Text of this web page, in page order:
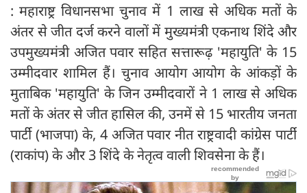
: महाराष्ट्र विधानसभा चुनाव में 1 लाख से अधिक मतों के
अंतर से जीत दर्ज करने वालों में मुख्यमंत्री एकनाथ शिंदे और
उपमुख्यमंत्री अजित पवार सहित सत्तारूढ़ 'महायुति' के 15
उम्मीदवार शामिल हैं। चुनाव आयोग आयोग के आंकड़ों के
मुताबिक 'महायुति' के जिन उम्मीदवारों ने 1 लाख से अधिक
मतों के अंतर से जीत हासिल की, उनमें से 15 भारतीय जनता
पार्टी (भाजपा) के, 4 अजित पवार नीत राष्ट्रवादी कांग्रेस पार्टी
(राकांप) के और 3 शिंदे के नेतृत्व वाली शिवसेना के हैं।